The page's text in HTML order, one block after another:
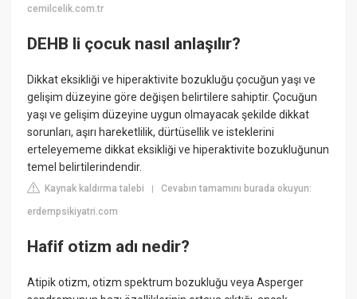
cemilcelik.com.tr
DEHB li çocuk nasıl anlaşılır?
Dikkat eksikliği ve hiperaktivite bozukluğu çocuğun yaşı ve
gelişim düzeyine göre değişen belirtilere sahiptir. Çocuğun
yaşı ve gelişim düzeyine uygun olmayacak şekilde dikkat
sorunları, aşırı hareketlilik, dürtüsellik ve isteklerini
erteleyememe dikkat eksikliği ve hiperaktivite bozukluğunun
temel belirtilerindendir.
Kaynak kaldırma talebi |Cevabın tamamını burada okuyun:
erdempsikiyatri.com
Hafif otizm adı nedir?
Atipik otizm, otizm spektrum bozukluğu veya Asperger